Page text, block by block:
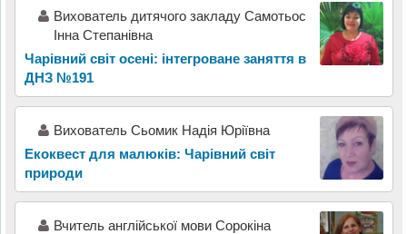
Вихователь дитячого закладу Cамотьос
Інна Степанівна
Чарівний світ осені: інтегроване заняття в
ДНЗ №191
Вихователь Сьомик Надія Юріївна
Екоквест для малюків: Чарівний світ
природи
Вчитель англійської мови Сорокіна